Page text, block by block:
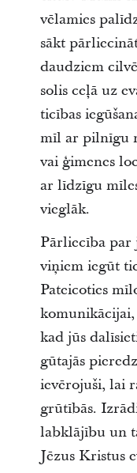
vēlamies
sākt
daudziem
solis ceļā uz
ticības
mīl ar pilnīgu
vai ģimenes
ar līdzīgu
vieglāk.
Pārliecība
viņiem iegūt
Pateicoties
kad jūs
gūtajās
ievērojuši, lai
grūtībās.
labklājību un
Jēzus Kristus